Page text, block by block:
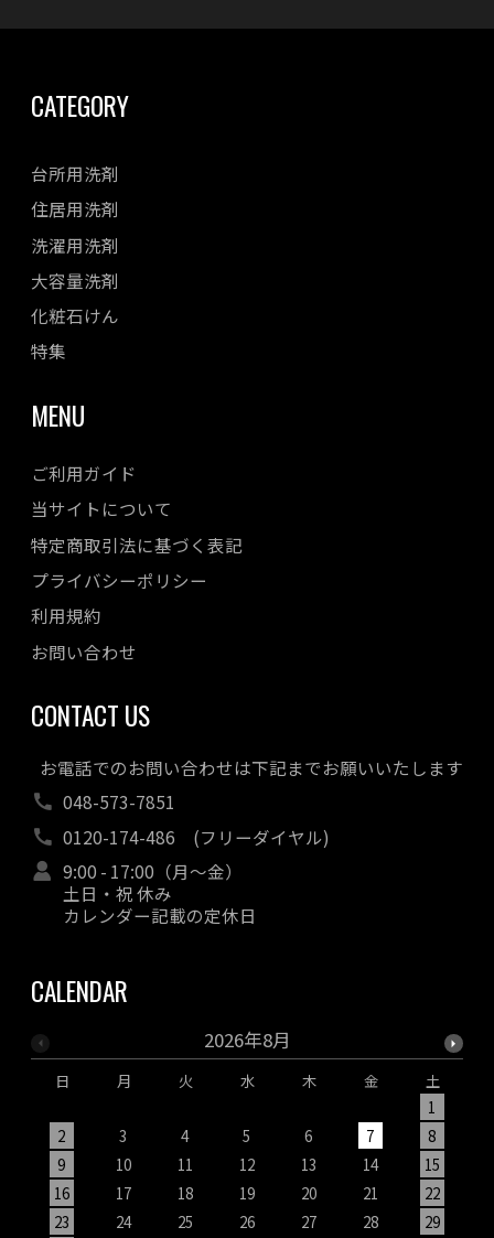
CATEGORY
台所用洗剤
住居用洗剤
洗濯用洗剤
大容量洗剤
化粧石けん
特集
MENU
ご利用ガイド
当サイトについて
特定商取引法に基づく表記
プライバシーポリシー
利用規約
お問い合わせ
CONTACT US
お電話でのお問い合わせは下記までお願いいたします
048-573-7851
0120-174-486 (フリーダイヤル)
9:00 - 17:00（月～金）
土日・祝 休み
カレンダー記載の定休日
CALENDAR
2026年8月
日 月 火 水 木 金
土
1
2
3 4 5 6 7
8
9
10 11 12 13 14
15
16
17 18 19 20 21
22
23
24 25 26 27 28 29